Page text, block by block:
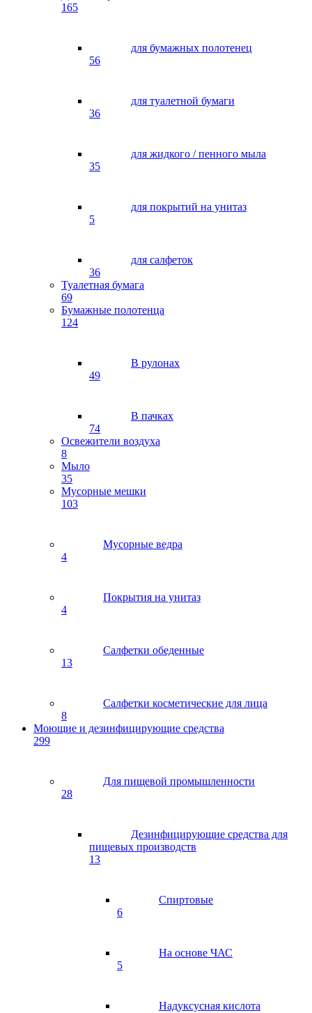
165
для бумажных полотенец
56
для туалетной бумаги
36
для жидкого / пенного мыла
35
для покрытий на унитаз
5
для салфеток
36
Туалетная бумага
69
Бумажные полотенца
124
В рулонах
49
В пачках
74
Освежители воздуха
8
Мыло
35
Мусорные мешки
103
Мусорные ведра
4
Покрытия на унитаз
4
Салфетки обеденные
13
Салфетки косметические для лица
8
Моющие и дезинфицирующие средства
299
Для пищевой промышленности
28
Дезинфицирующие средства для
пищевых производств
13
Спиртовые
6
На основе ЧАС
5
Надуксусная кислота